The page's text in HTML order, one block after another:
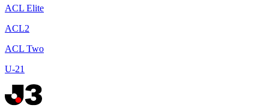
ACL Elite
ACL2
ACL Two
U-21